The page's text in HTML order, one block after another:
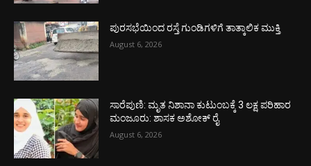
ಪುರಸಭೆಯಿಂದ ರಸ್ತೆ ಗುಂಡಿಗಳಿಗೆ ತಾತ್ಕಾಲಿಕ ಮುಕ್ತಿ
August 6, 2026
ಸಾರೆಪುಣಿ: ಮೃತ ನಿಶಾನಾ ಕುಟುಂಬಕ್ಕೆ 3 ಲಕ್ಷ ಪರಿಹಾರ
ಮಂಜೂರು: ಶಾಸಕ ಅಶೋಕ್ ರೈ
August 6, 2026